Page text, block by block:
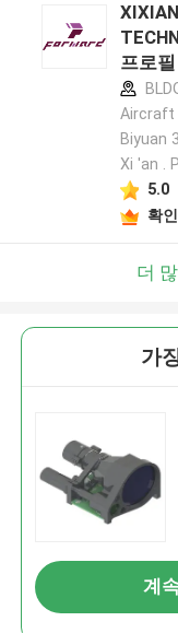
프로필
Aircraft
Biyuan
Xi 'an .
5.0
확
더
가
계